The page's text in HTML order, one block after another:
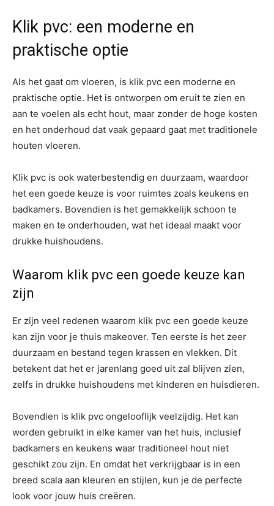
Klik pvc: een moderne en
praktische optie
Als het gaat om vloeren, is klik pvc een moderne en
praktische optie. Het is ontworpen om eruit te zien en
aan te voelen als echt hout, maar zonder de hoge kosten
en het onderhoud dat vaak gepaard gaat met traditionele
houten vloeren.
Klik pvc is ook waterbestendig en duurzaam, waardoor
het een goede keuze is voor ruimtes zoals keukens en
badkamers. Bovendien is het gemakkelijk schoon te
maken en te onderhouden, wat het ideaal maakt voor
drukke huishoudens.
Waarom klik pvc een goede keuze kan
zijn
Er zijn veel redenen waarom klik pvc een goede keuze
kan zijn voor je thuis makeover. Ten eerste is het zeer
duurzaam en bestand tegen krassen en vlekken. Dit
betekent dat het er jarenlang goed uit zal blijven zien,
zelfs in drukke huishoudens met kinderen en huisdieren.
Bovendien is klik pvc ongelooflijk veelzijdig. Het kan
worden gebruikt in elke kamer van het huis, inclusief
badkamers en keukens waar traditioneel hout niet
geschikt zou zijn. En omdat het verkrijgbaar is in een
breed scala aan kleuren en stijlen, kun je de perfecte
look voor jouw huis creëren.